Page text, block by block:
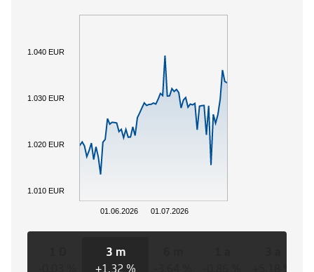
01.06.2026 01.07.2026
1.010 EUR
1.020 EUR
1.030 EUR
1.040 EUR
3 m
+1,32 %